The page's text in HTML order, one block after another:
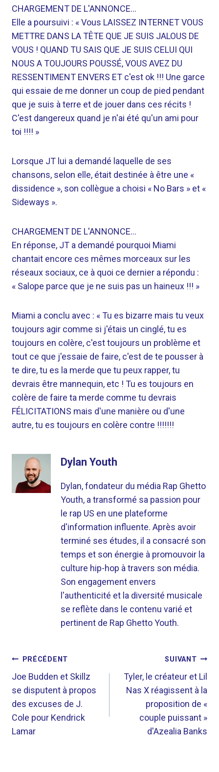
CHARGEMENT DE L'ANNONCE…
Elle a poursuivi : « Vous LAISSEZ INTERNET VOUS
METTRE DANS LA TÊTE QUE JE SUIS JALOUS DE
VOUS ! QUAND TU SAIS QUE JE SUIS CELUI QUI
NOUS A TOUJOURS POUSSÉ, VOUS AVEZ DU
RESSENTIMENT ENVERS ET c'est ok !!! Une garce
qui essaie de me donner un coup de pied pendant
que je suis à terre et de jouer dans ces récits !
C'est dangereux quand je n'ai été qu'un ami pour
toi !!!! »
Lorsque JT lui a demandé laquelle de ses
chansons, selon elle, était destinée à être une «
dissidence », son collègue a choisi « No Bars » et «
Sideways ».
CHARGEMENT DE L'ANNONCE…
En réponse, JT a demandé pourquoi Miami
chantait encore ces mêmes morceaux sur les
réseaux sociaux, ce à quoi ce dernier a répondu :
« Salope parce que je ne suis pas un haineux !!! »
Miami a conclu avec : « Tu es bizarre mais tu veux
toujours agir comme si j'étais un cinglé, tu es
toujours en colère, c'est toujours un problème et
tout ce que j'essaie de faire, c'est de te pousser à
te dire, tu es la merde que tu peux rapper, tu
devrais être mannequin, etc ! Tu es toujours en
colère de faire ta merde comme tu devrais
FÉLICITATIONS mais d'une manière ou d'une
autre, tu es toujours en colère contre !!!!!!!
Dylan Youth
Dylan, fondateur du média Rap Ghetto
Youth, a transformé sa passion pour
le rap US en une plateforme
d'information influente. Après avoir
terminé ses études, il a consacré son
temps et son énergie à promouvoir la
culture hip-hop à travers son média.
Son engagement envers
l'authenticité et la diversité musicale
se reflète dans le contenu varié et
pertinent de Rap Ghetto Youth.
NAVIGATION
DE
L’ARTICLE
PRÉCÉDENT
Joe Budden et Skillz
se disputent à propos
des excuses de J.
Cole pour Kendrick
Lamar
SUIVANT
Tyler, le créateur et Lil
Nas X réagissent à la
proposition de «
couple puissant »
d'Azealia Banks